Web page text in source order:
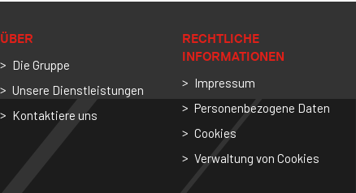
ÜBER
Die Gruppe
Unsere Dienstleistungen
Kontaktiere uns
RECHTLICHE
INFORMATIONEN
Impressum
Personenbezogene Daten
Cookies
Verwaltung von Cookies